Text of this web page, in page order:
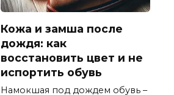
Кожа и замша после
дождя: как
восстановить цвет и не
испортить обувь
Намокшая под дождем обувь –